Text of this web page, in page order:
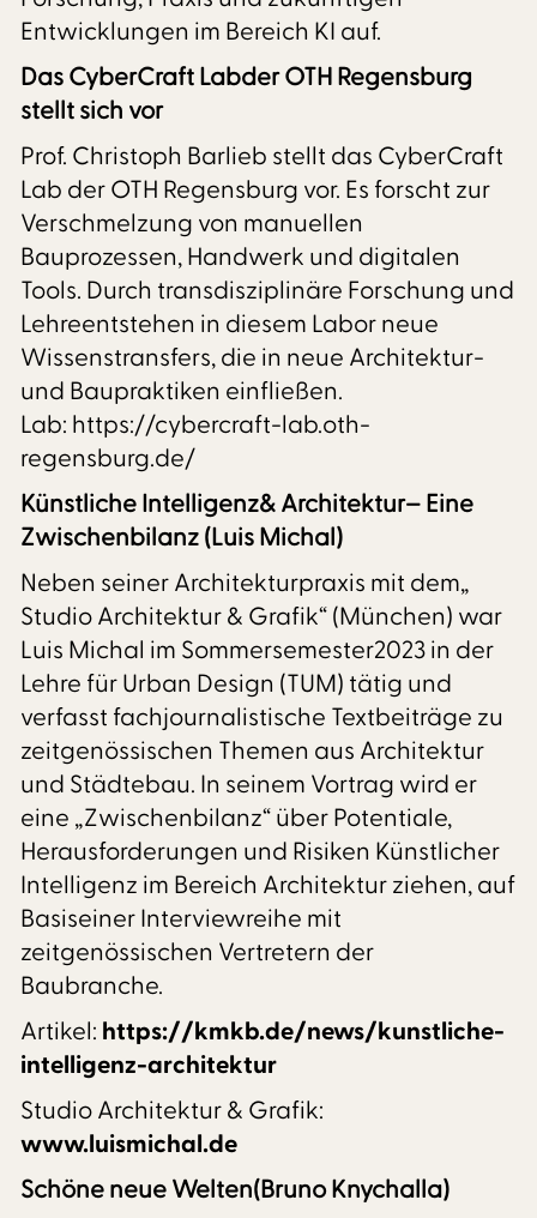
Entwicklungen im Bereich KI auf.
Das CyberCraft Labder OTH Regensburg
stellt sich vor
Prof. Christoph Barlieb stellt das CyberCraft
Lab der OTH Regensburg vor. Es forscht zur
Verschmelzung von manuellen
Bauprozessen, Handwerk und digitalen
Tools. Durch transdisziplinäre Forschung und
Lehreentstehen in diesem Labor neue
Wissenstransfers, die in neue Architektur-
und Baupraktiken einfließen.
Lab: https://cybercraft-lab.oth-
regensburg.de/
Künstliche Intelligenz& Architektur– Eine
Zwischenbilanz (Luis Michal)
Neben seiner Architekturpraxis mit dem„
Studio Architektur & Grafik“ (München) war
Luis Michal im Sommersemester2023 in der
Lehre für Urban Design (TUM) tätig und
verfasst fachjournalistische Textbeiträge zu
zeitgenössischen Themen aus Architektur
und Städtebau. In seinem Vortrag wird er
eine „Zwischenbilanz“ über Potentiale,
Herausforderungen und Risiken Künstlicher
Intelligenz im Bereich Architektur ziehen, auf
Basiseiner Interviewreihe mit
zeitgenössischen Vertretern der
Baubranche.
Artikel: https://kmkb.de/news/kunstliche-
intelligenz-architektur
Studio Architektur & Grafik:
www.luismichal.de
Schöne neue Welten(Bruno Knychalla)